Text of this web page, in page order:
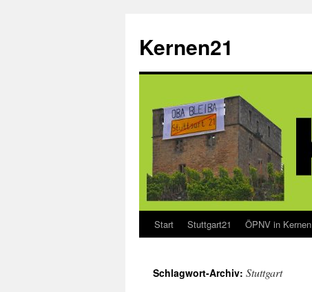
springen
Kernen21
Start Stuttgart21 ÖPNV in Kernen
Schlagwort-Archiv: Stuttgart